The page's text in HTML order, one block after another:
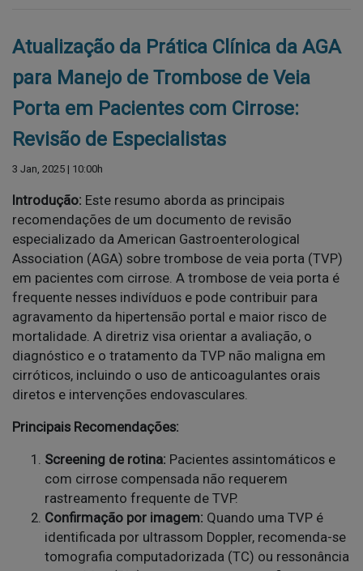
Atualização da Prática Clínica da AGA
para Manejo de Trombose de Veia
Porta em Pacientes com Cirrose:
Revisão de Especialistas
3 Jan, 2025 | 10:00h
Introdução: Este resumo aborda as principais
recomendações de um documento de revisão
especializado da American Gastroenterological
Association (AGA) sobre trombose de veia porta (TVP)
em pacientes com cirrose. A trombose de veia porta é
frequente nesses indivíduos e pode contribuir para
agravamento da hipertensão portal e maior risco de
mortalidade. A diretriz visa orientar a avaliação, o
diagnóstico e o tratamento da TVP não maligna em
cirróticos, incluindo o uso de anticoagulantes orais
diretos e intervenções endovasculares.
Principais Recomendações:
Screening de rotina: Pacientes assintomáticos e
com cirrose compensada não requerem
rastreamento frequente de TVP.
Confirmação por imagem: Quando uma TVP é
identificada por ultrassom Doppler, recomenda-se
tomografia computadorizada (TC) ou ressonância